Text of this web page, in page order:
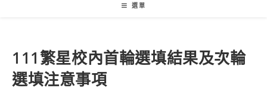
選單
111繁星校內首輪選填結果及次輪
選填注意事項